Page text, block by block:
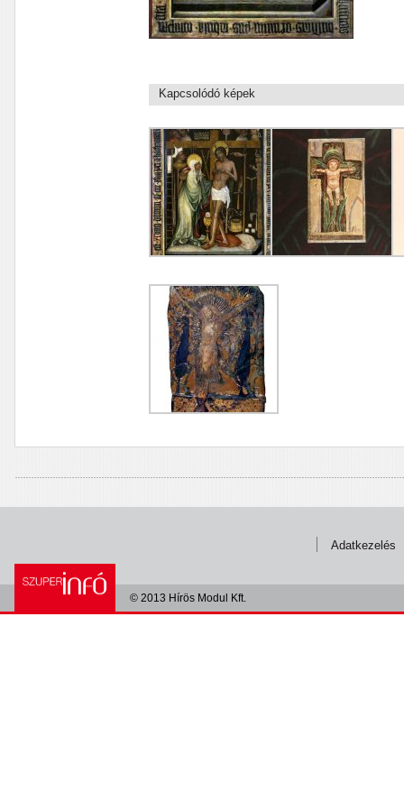
Kapcsolódó képek
Adatkezelés
© 2013 Hírös Modul Kft.